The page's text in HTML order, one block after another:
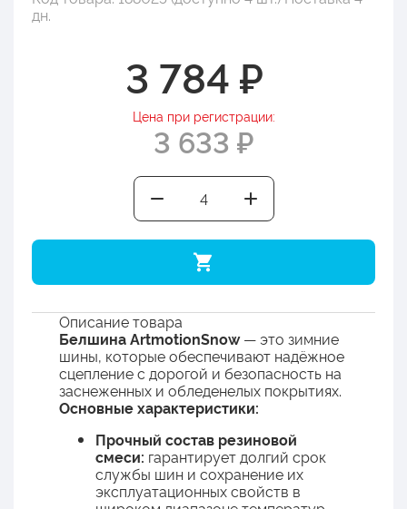
дн.
3 784 ₽
Цена при регистрации:
3 633 ₽
Описание товара
Белшина ArtmotionSnow— это зимние
шины, которые обеспечивают надёжное
сцепление с дорогой и безопасность на
заснеженных и обледенелых покрытиях.
Основные характеристики:
Прочный состав резиновой
смеси: гарантирует долгий срок
службы шин и сохранение их
эксплуатационных свойств в